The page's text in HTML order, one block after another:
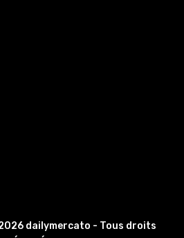
dailymercato - Tous droits